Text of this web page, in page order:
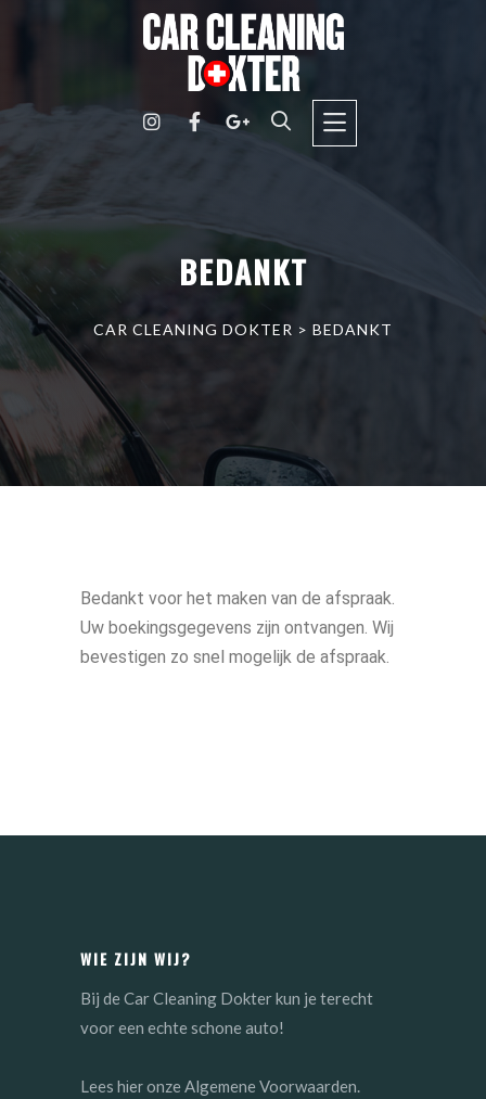
BEDANKT
CAR CLEANING DOKTER > BEDANKT
Bedankt voor het maken van de afspraak.
Uw boekingsgegevens zijn ontvangen. Wij
bevestigen zo snel mogelijk de afspraak.
WIE ZIJN WIJ?
Bij de Car Cleaning Dokter kun je terecht
voor een echte schone auto!
Lees hieronze Algemene Voorwaarden.